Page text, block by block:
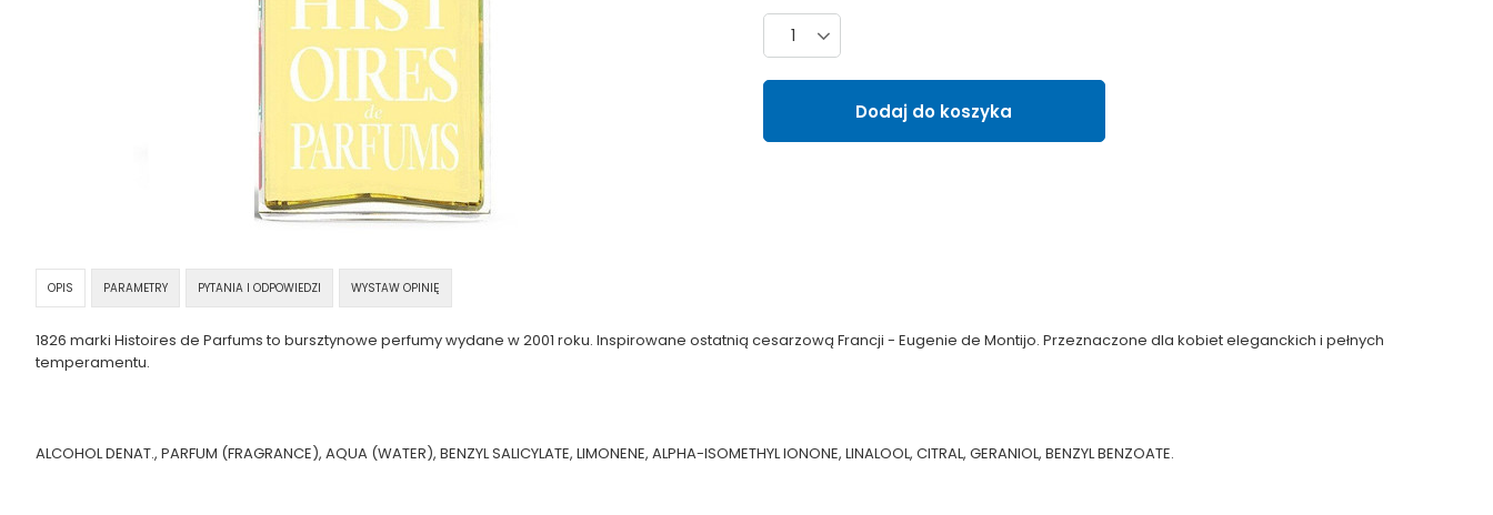
Liczba produktów
Dodaj do koszyka
OPIS PARAMETRY PYTANIA I ODPOWIEDZI WYSTAW OPINIĘ
1826 marki Histoires de Parfums to bursztynowe perfumy wydane w 2001 roku. Inspirowane ostatnią cesarzową Francji - Eugenie de Montijo. Przeznaczone dla kobiet eleganckich i pełnych
temperamentu.
ALCOHOL DENAT., PARFUM (FRAGRANCE), AQUA (WATER), BENZYL SALICYLATE, LIMONENE, ALPHA-ISOMETHYL IONONE, LINALOOL, CITRAL, GERANIOL, BENZYL BENZOATE.